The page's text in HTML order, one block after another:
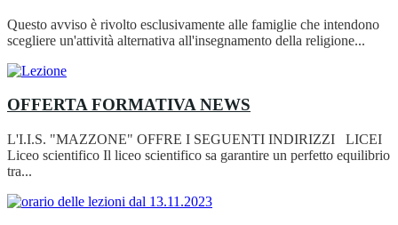
Questo avviso è rivolto esclusivamente alle famiglie che intendono
scegliere un'attività alternativa all'insegnamento della religione...
OFFERTA FORMATIVANEWS
L'I.I.S. "MAZZONE" OFFRE I SEGUENTI INDIRIZZI LICEI
Liceo scientifico Il liceo scientifico sa garantire un perfetto equilibrio
tra...